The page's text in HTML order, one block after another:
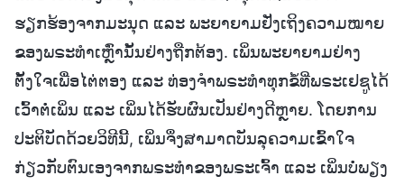
ຮຽກຮ້ອງຈາກມະນຸດ ແລະ ພະຍາຍາມຢັ່ງເຖິງຄວາມໝາຍ
ຂອງພຣະທຳເຫຼົ່ານັ້ນຢ່າງຖືກຕ້ອງ. ເພິ່ນພະຍາຍາມຢ່າງ
ຕັ້ງໃຈເພື່ອໄຕ່ຕອງ ແລະ ທ່ອງຈໍາພຣະທຳທຸກຂໍ້ທີ່ພຣະເຢຊູໄດ້
ເວົ້າຕໍ່ເພິ່ນ ແລະ ເພິ່ນໄດ້ຮັບຜົນເປັນຢ່າງດີຫຼາຍ. ໂດຍການ
ປະຕິບັດດ້ວຍວິທີນີ້, ເພິ່ນຈຶ່ງສາມາດບັນລຸຄວາມເຂົ້າໃຈ
ກ່ຽວກັບຕົນເອງຈາກພຣະທຳຂອງພຣະເຈົ້າ ແລະ ເພິ່ນບໍ່ພຽງ